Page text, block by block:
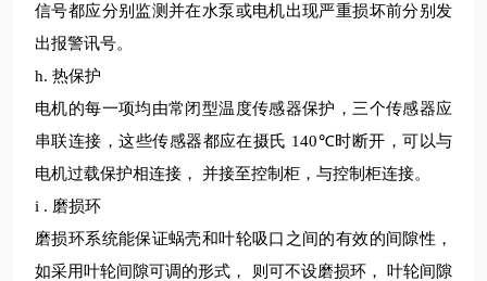
信号都应分别监测并在水泵或电机出现严重损坏前分别发
出报警讯号。
h. 热保护
电机的每一项均由常闭型温度传感器保护，三个传感器应
串联连接，这些传感器都应在摄氏 140℃时断开，可以与
电机过载保护相连接， 并接至控制柜，与控制柜连接。
i . 磨损环
磨损环系统能保证蜗壳和叶轮吸口之间的有效的间隙性，
如采用叶轮间隙可调的形式，
则可不设磨损环，
叶轮间隙